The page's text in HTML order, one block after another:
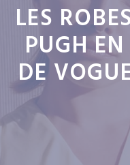
LES
PUGH
DE